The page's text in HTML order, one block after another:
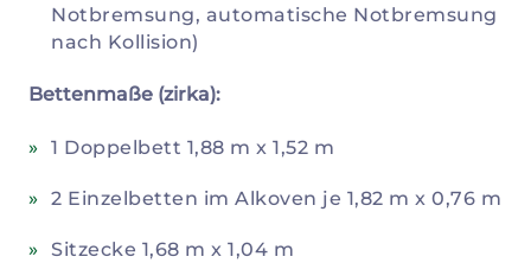
Notbremsung, automatische Notbremsung
nach Kollision)
Bettenmaße (zirka):
1 Doppelbett 1,88 m x 1,52 m
2 Einzelbetten im Alkoven je 1,82 m x 0,76 m
Sitzecke 1,68 m x 1,04 m